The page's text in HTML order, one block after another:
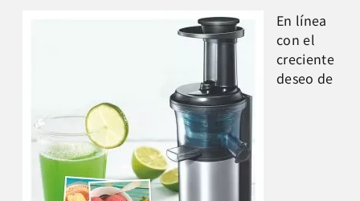
En línea
con el
creciente
deseo de